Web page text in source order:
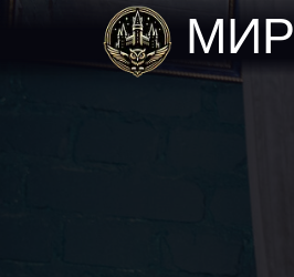
МИР